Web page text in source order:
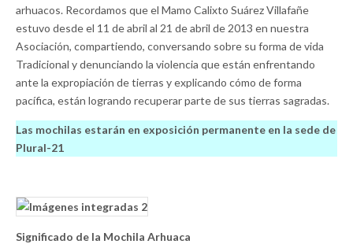
arhuacos. Recordamos que el Mamo Calixto Suárez Villafañe
estuvo desde el 11 de abril al 21 de abril de 2013 en nuestra
Asociación, compartiendo, conversando sobre su forma de vida
Tradicional y denunciando la violencia que están enfrentando
ante la expropiación de tierras y explicando cómo de forma
pacífica, están logrando recuperar parte de sus tierras sagradas.
Las mochilas estarán en exposición permanente en la sede de
Plural-21
Significado de la Mochila Arhuaca